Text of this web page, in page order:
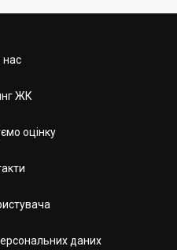
нас
ЖК
оцінку
даних